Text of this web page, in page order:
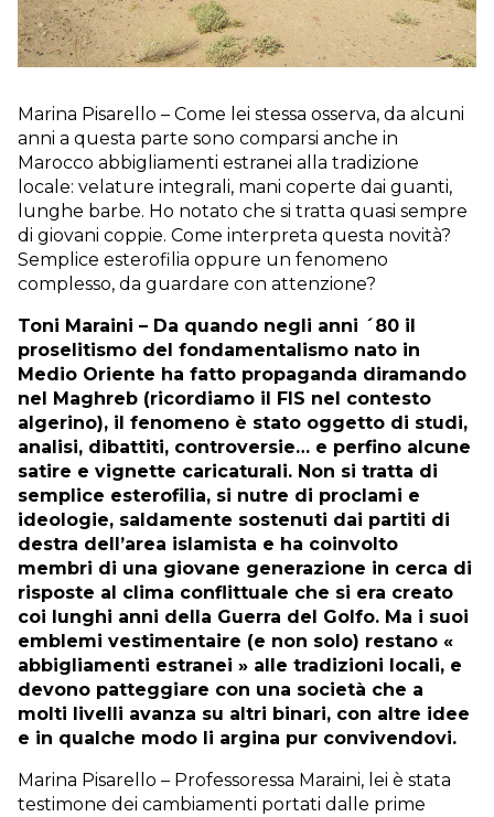
Marina Pisarello – Come lei stessa osserva, da alcuni
anni a questa parte sono comparsi anche in
Marocco abbigliamenti estranei alla tradizione
locale: velature integrali, mani coperte dai guanti,
lunghe barbe. Ho notato che si tratta quasi sempre
di giovani coppie. Come interpreta questa novità?
Semplice esterofilia oppure un fenomeno
complesso, da guardare con attenzione?
Toni Maraini – Da quando negli anni ´80 il
proselitismo del fondamentalismo nato in
Medio Oriente ha fatto propaganda diramando
nel Maghreb (ricordiamo il FIS nel contesto
algerino), il fenomeno è stato oggetto di studi,
analisi, dibattiti, controversie… e perfino alcune
satire e vignette caricaturali. Non si tratta di
semplice esterofilia, si nutre di proclami e
ideologie, saldamente sostenuti dai partiti di
destra dell’area islamista e ha coinvolto
membri di una giovane generazione in cerca di
risposte al clima conflittuale che si era creato
coi lunghi anni della Guerra del Golfo. Ma i suoi
emblemi vestimentaire (e non solo) restano «
abbigliamenti estranei » alle tradizioni locali, e
devono patteggiare con una società che a
molti livelli avanza su altri binari, con altre idee
e in qualche modo li argina pur convivendovi.
Marina Pisarello – Professoressa Maraini, lei è stata
testimone dei cambiamenti portati dalle prime